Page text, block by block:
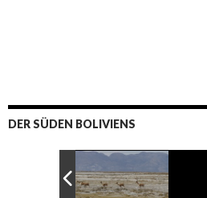
DER SÜDEN BOLIVIENS